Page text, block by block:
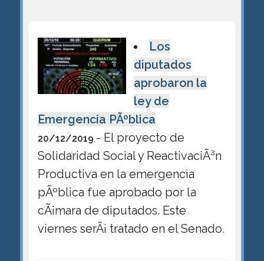
Los
diputados
aprobaron la
ley de
Emergencia PÃºblica
20/12/2019 - El proyecto de
Solidaridad Social y ReactivaciÃ³n
Productiva en la emergencia
pÃºblica fue aprobado por la
cÃ¡mara de diputados. Este
viernes serÃ¡ tratado en el Senado.